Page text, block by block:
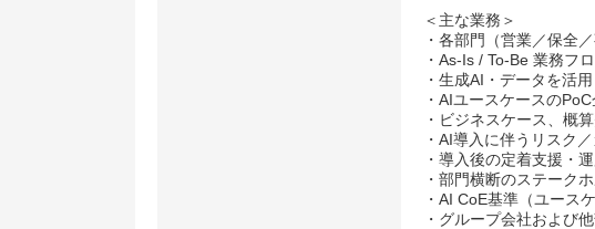
＜主な業務＞
・各部門（営業／保全
・As-Is / To-Be 業務フ
・生成AI・データを活
・AIユースケースの
・ビジネスケース、概
・AI導入に伴うリスク
・導入後の定着支援・
・部門横断のステーク
・AI CoE基準（ユース
・グループ会社および